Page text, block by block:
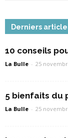
Derniers
10 conseils
La Bulle - 25
5 bienfaits du
La Bulle - 25